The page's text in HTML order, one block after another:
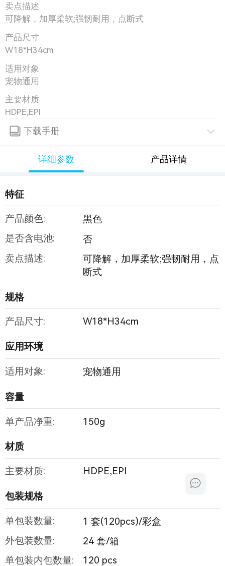
卖点描述
可降解，加厚柔软;强韧耐用，点断式
产品尺寸
W18*H34cm
适用对象
宠物通用
主要材质
HDPE,EPI
下载手册
详细参数 产品详情
特征
产品颜色:
黑色
是否含电池:
否
卖点描述:
可降解，加厚柔软;强韧耐用，点
断式
规格
产品尺寸: W18*H34cm
应用环境
适用对象: 宠物通用
容量
单产品净重: 150g
材质
主要材质: HDPE,EPI
包装规格
单包装数量:
1 套(120pcs)/彩盒
外包装数量:
24 套/箱
单包装内包数量:
120 pcs